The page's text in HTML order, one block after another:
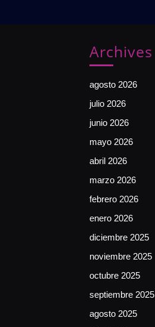
Archives
agosto 2026
julio 2026
junio 2026
mayo 2026
abril 2026
marzo 2026
febrero 2026
enero 2026
diciembre 2025
noviembre 2025
octubre 2025
septiembre 2025
agosto 2025